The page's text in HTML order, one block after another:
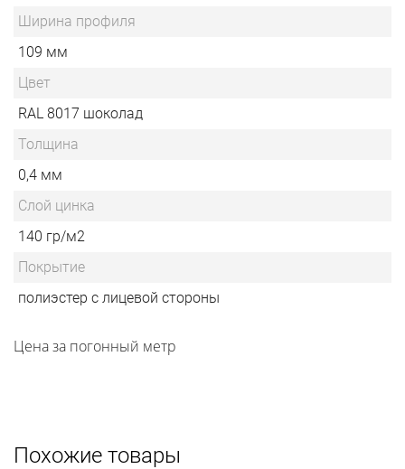
Ширина профиля
109 мм
Цвет
RAL 8017 шоколад
Толщина
0,4 мм
Слой цинка
140 гр/м2
Покрытие
полиэстер с лицевой стороны
Цена за погонный метр
Похожие товары